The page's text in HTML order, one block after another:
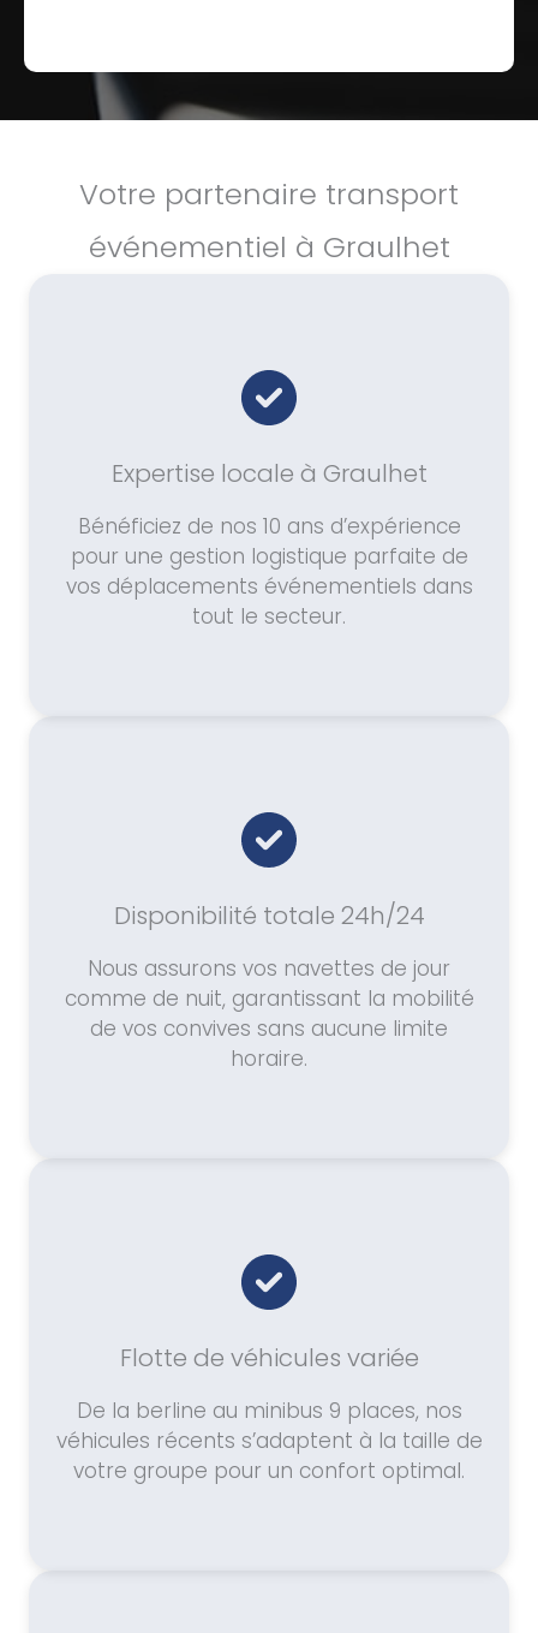
Votre partenaire transport
événementiel à Graulhet
Expertise locale à Graulhet
Bénéficiez de nos 10 ans d’expérience
pour une gestion logistique parfaite de
vos déplacements événementiels dans
tout le secteur.
Disponibilité totale 24h/24
Nous assurons vos navettes de jour
comme de nuit, garantissant la mobilité
de vos convives sans aucune limite
horaire.
Flotte de véhicules variée
De la berline au minibus 9 places, nos
véhicules récents s’adaptent à la taille de
votre groupe pour un confort optimal.